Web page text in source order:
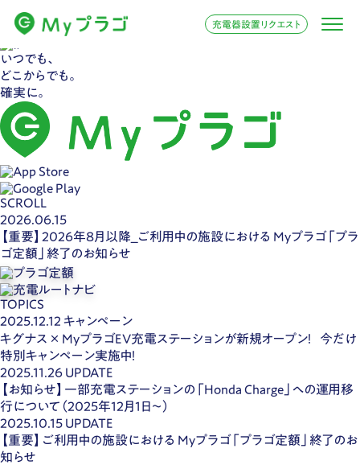
充電器設置リクエスト
いつでも、
どこからでも。
確実に。
SCROLL
2026.06.15
【重要】2026年8月以降_ご利用中の施設における Myプラゴ「プラ
ゴ定額」終了のお知らせ
TOPICS
2025.12.12 キャンペーン
キグナス × MyプラゴEV充電ステーションが新規オープン！ 今だけ
特別キャンペーン実施中！
2025.11.26 UPDATE
【お知らせ】一部充電ステーションの「Honda Charge」への運用移
行について（2025年12月1日〜）
2025.10.15 UPDATE
【重要】ご利用中の施設における Myプラゴ「プラゴ定額」終了のお
知らせ